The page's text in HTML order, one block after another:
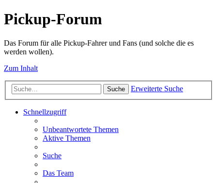
Pickup-Forum
Das Forum für alle Pickup-Fahrer und Fans (und solche die es
werden wollen).
Zum Inhalt
Suche Erweiterte Suche
Schnellzugriff
Unbeantwortete Themen
Aktive Themen
Suche
Das Team